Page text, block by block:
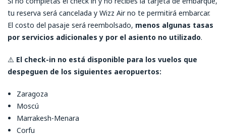
tu reserva será cancelada y Wizz Air no te permitirá embarcar.
El costo del pasaje será reembolsado, menos algunas tasas
por servicios adicionales y por el asiento no utilizado.
⚠️ El check-in no está disponible para los vuelos que
despeguen de los siguientes aeropuertos:
Zaragoza
Moscú
Marrakesh-Menara
Corfu